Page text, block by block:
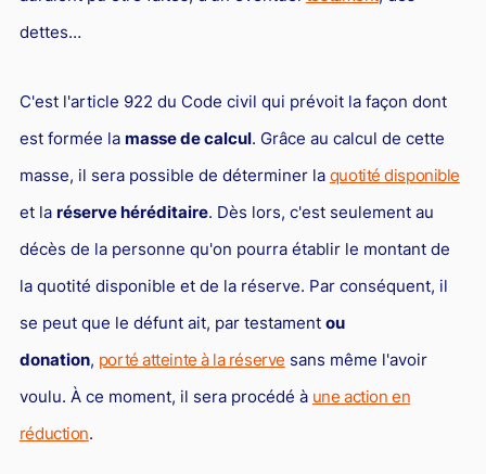
L'industrie
Communication et nouvelles technologies
Grande entreprise
Droit de l'environnement et des énergies renouvelables
Concurrence déloyale
Transport
Restructuration d'entreprise
dettes…
C'est l'article 922 du Code civil qui prévoit la façon dont
est formée la masse de calcul. Grâce au calcul de cette
masse, il sera possible de déterminer la quotité disponible
et la réserve héréditaire. Dès lors, c'est seulement au
décès de la personne qu'on pourra établir le montant de
la quotité disponible et de la réserve. Par conséquent, il
se peut que le défunt ait, par testament ou
donation, porté atteinte à la réserve sans même l'avoir
voulu. À ce moment, il sera procédé à une action en
réduction.